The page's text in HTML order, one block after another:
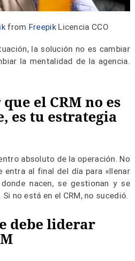
from FreepikLicencia CCO
la solución no es cambiar
la mentalidad de la agencia.
el CRM no es
es tu estrategia
absoluto de la operación. No
entra al final del día para «llenar
nacen, se gestionan y se
no está en el CRM, no sucedió.
debe liderar